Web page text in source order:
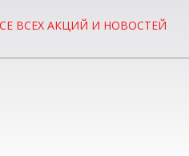
ВСЕХ АКЦИЙ И НОВОСТЕЙ